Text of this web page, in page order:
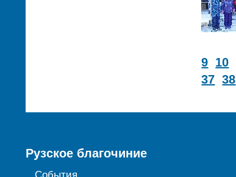
9 10
37 38
Рузское благочиние